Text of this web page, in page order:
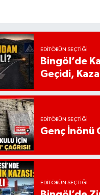
EDITÖRÜN SEÇTIĞI
Bingöl’de
Geçidi,
EDITÖRÜN SEÇTIĞI
Genç İnönü
EDITÖRÜN SEÇTIĞI